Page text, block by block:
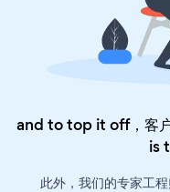
and to top it off，客
is
此外，我们的专家工